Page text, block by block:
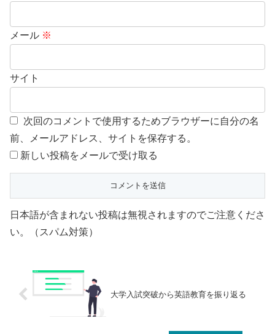
メール ※
サイト
次回のコメントで使用するためブラウザーに自分の名
前、メールアドレス、サイトを保存する。
新しい投稿をメールで受け取る
日本語が含まれない投稿は無視されますのでご注意くださ
い。（スパム対策）
大学入試突破から英語教育を振り返る